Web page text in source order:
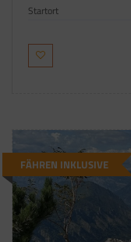
Startort
FÄHREN INKLUSIVE